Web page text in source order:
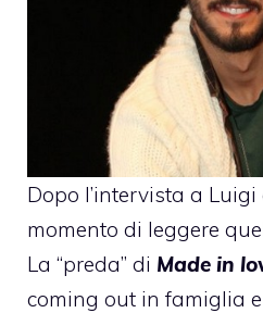
Dopo l’intervista a Luigi
momento di leggere
La “preda” di Made in
coming out in famiglia